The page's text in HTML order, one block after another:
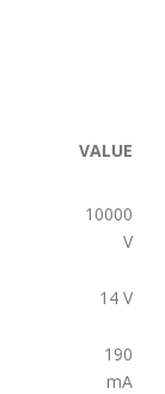
VALUE
10000
V
14 V
190
mA